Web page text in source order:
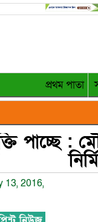
প্রথম পাতা
পাচ্ছে :
13, 2016,